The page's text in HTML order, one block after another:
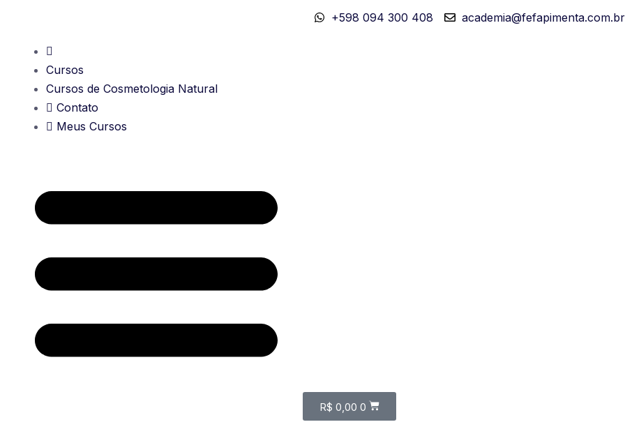
+598 094 300 408 academia@fefapimenta.com.br
Cursos
Cursos de Cosmetologia Natural
Contato
Meus Cursos
R$ 0,00 0